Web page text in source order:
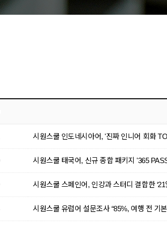
시원스쿨 인도네시아어, '진짜 인니어 회화
시원스쿨 태국어, 신규 종합 패키지 '365
시원스쿨 스페인어, 인강과 스터디 결합한 ‘21
시원스쿨 유럽어 설문조사 “85%, 여행 전 기